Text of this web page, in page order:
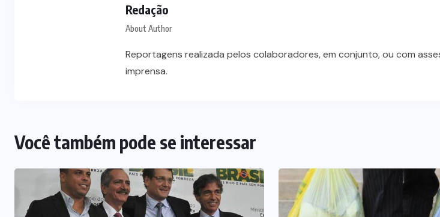
Redação
About Author
Reportagens realizada pelos colaboradores, em conjunto, ou com
imprensa.
Você também pode se interessar